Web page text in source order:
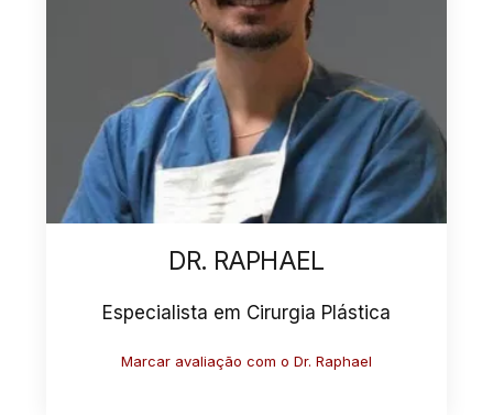
DR. ANTONIO
Especialista em Cirurgia Plástica
Marcar avaliação com o Dr. Antonio